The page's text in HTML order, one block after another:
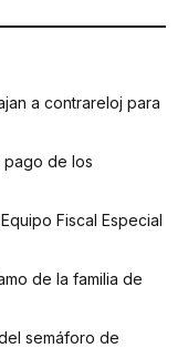
a contrareloj para
pago de los
Fiscal Especial
de la familia de
semáforo de